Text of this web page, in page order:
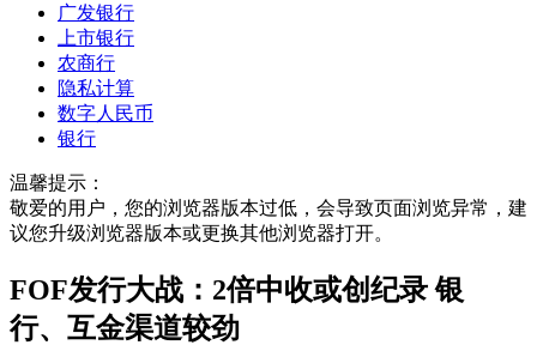
广发银行
上市银行
农商行
隐私计算
数字人民币
银行
温馨提示：
敬爱的用户，您的浏览器版本过低，会导致页面浏览异常，建
议您升级浏览器版本或更换其他浏览器打开。
FOF发行大战：2倍中收或创纪录 银
行、互金渠道较劲